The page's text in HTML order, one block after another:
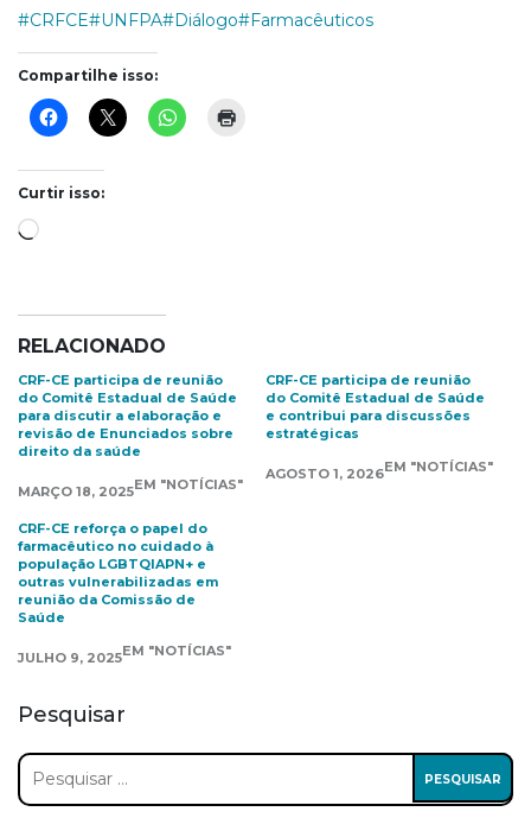
#CRFCE#UNFPA#Diálogo#Farmacêuticos
Compartilhe isso:
Curtir isso:
Carregando...
RELACIONADO
CRF-CE participa de reunião
do Comitê Estadual de Saúde
para discutir a elaboração e
revisão de Enunciados sobre
direito da saúde
MARÇO 18, 2025EM "NOTÍCIAS"
CRF-CE participa de reunião
do Comitê Estadual de Saúde
e contribui para discussões
estratégicas
AGOSTO 1, 2026EM "NOTÍCIAS"
CRF-CE reforça o papel do
farmacêutico no cuidado à
população LGBTQIAPN+ e
outras vulnerabilizadas em
reunião da Comissão de
Saúde
JULHO 9, 2025EM "NOTÍCIAS"
Pesquisar
Pesquisar
por: